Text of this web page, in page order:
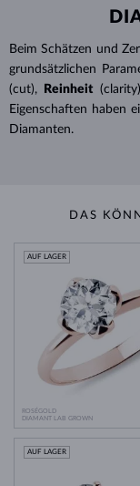
Beim Schätzen und
grundsätzlichen
(cut),
Reinheit
Eigenschaften haben
Diamanten.
DAS
ROSÉGOLD
DIAMANT LAB GROWN
AUF LAGER
AUF LAGER